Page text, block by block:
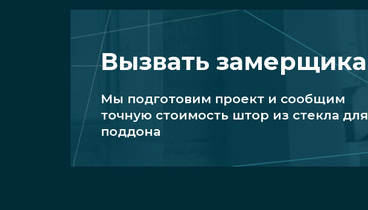
Вызвать замерщика
Мы подготовим проект и сообщим
точную стоимость штор из стекла для
поддона